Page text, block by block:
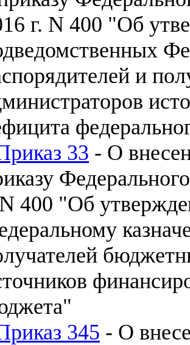
г. N 400 "Об
и
33 - О
400 "Об
345 - О